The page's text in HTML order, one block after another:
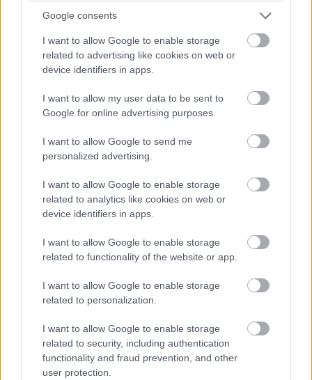
Google consents
I want to allow Google to enable storage
related to advertising like cookies on web or
device identifiers in apps.
I want to allow my user data to be sent to
Google for online advertising purposes.
I want to allow Google to send me
personalized advertising.
I want to allow Google to enable storage
related to analytics like cookies on web or
device identifiers in apps.
I want to allow Google to enable storage
related to functionality of the website or app.
I want to allow Google to enable storage
related to personalization.
I want to allow Google to enable storage
related to security, including authentication
functionality and fraud prevention, and other
user protection.
| 2025.07.29 09:28
létező helyszíneit.
A Kingdom Come: Deliverance 2 második DLC-je
teljesítheti a rajongók kívánságát
| 2025.07.10 06:39
Több jel is arra utal, hogy Skalitzi Henrynek végre saját